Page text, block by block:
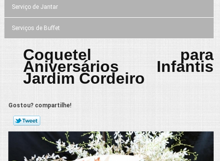
Serviço de Jantar
Serviços de Buffet
Coquetel para
Aniversários Infantis
Jardim Cordeiro
Gostou? compartilhe!